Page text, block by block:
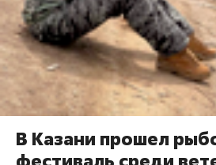
В Казани прошел